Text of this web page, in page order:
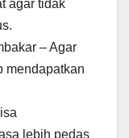
agar tidak
– Agar
mendapatkan
lebih pedas